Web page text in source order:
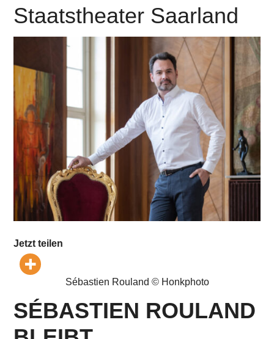
Staatstheater Saarland
Jetzt teilen
Sébastien Rouland © Honkphoto
SÉBASTIEN ROULAND